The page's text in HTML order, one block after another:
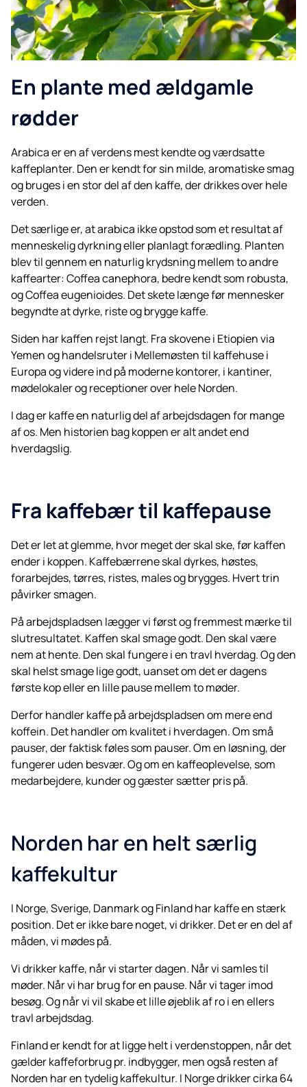
En plante med ældgamle
rødder
Arabica er en af verdens mest kendte og værdsatte
kaffeplanter. Den er kendt for sin milde, aromatiske smag
og bruges i en stor del af den kaffe, der drikkes over hele
verden.
Det særlige er, at arabica ikke opstod som et resultat af
menneskelig dyrkning eller planlagt forædling. Planten
blev til gennem en naturlig krydsning mellem to andre
kaffearter: Coffea canephora, bedre kendt som robusta,
og Coffea eugenioides. Det skete længe før mennesker
begyndte at dyrke, riste og brygge kaffe.
Siden har kaffen rejst langt. Fra skovene i Etiopien via
Yemen og handelsruter i Mellemøsten til kaffehuse i
Europa og videre ind på moderne kontorer, i kantiner,
mødelokaler og receptioner over hele Norden.
I dag er kaffe en naturlig del af arbejdsdagen for mange
af os. Men historien bag koppen er alt andet end
hverdagslig.
Fra kaffebær til kaffepause
Det er let at glemme, hvor meget der skal ske, før kaffen
ender i koppen. Kaffebærrene skal dyrkes, høstes,
forarbejdes, tørres, ristes, males og brygges. Hvert trin
påvirker smagen.
På arbejdspladsen lægger vi først og fremmest mærke til
slutresultatet. Kaffen skal smage godt. Den skal være
nem at hente. Den skal fungere i en travl hverdag. Og den
skal helst smage lige godt, uanset om det er dagens
første kop eller en lille pause mellem to møder.
Derfor handler kaffe på arbejdspladsen om mere end
koffein. Det handler om kvalitet i hverdagen. Om små
pauser, der faktisk føles som pauser. Om en løsning, der
fungerer uden besvær. Og om en kaffeoplevelse, som
medarbejdere, kunder og gæster sætter pris på.
Norden har en helt særlig
kaffekultur
I Norge, Sverige, Danmark og Finland har kaffe en stærk
position. Det er ikke bare noget, vi drikker. Det er en del af
måden, vi mødes på.
Vi drikker kaffe, når vi starter dagen. Når vi samles til
møder. Når vi har brug for en pause. Når vi tager imod
besøg. Og når vi vil skabe et lille øjeblik af ro i en ellers
travl arbejdsdag.
Finland er kendt for at ligge helt i verdenstoppen, når det
gælder kaffeforbrug pr. indbygger, men også resten af
Norden har en tydelig kaffekultur. I Norge drikker cirka 64